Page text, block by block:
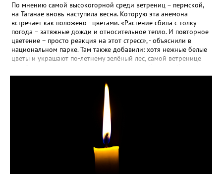
По мнению самой высокогорной среди ветрениц – пермской,
на Таганае вновь наступила весна. Которую эта анемона
встречает как положено - цветами. «Растение сбила с толку
погода – затяжные дожди и относительное тепло. И повторное
цветение – просто реакция на этот стресс», - объяснили в
национальном парке. Там также добавили: хотя нежные белые
цветы и украшают по-летнему зелёный лес, самой ветренице
силы перед долгой зимовкой.